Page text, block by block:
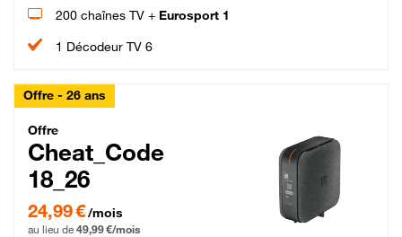
200 chaînes TV + Eurosport 1
1 Décodeur TV 6
Offre - 26 ans
Cheat_Code Fibre_18_26
Offre
Cheat_Code
18_26
24,99 € par mois pendant 0 mois puis 49,99 € par mois, Sans engagement
24,99 €/mois
au lieu de 49,99 €/mois